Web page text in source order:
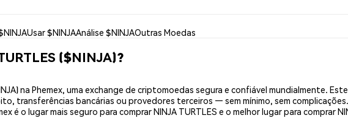
Usar $NINJAAnálise $NINJAOutras Moedas
($NINJA)?
na Phemex, uma exchange de criptomoedas segura e confiável mundialmente.
transferências bancárias ou provedores terceiros — sem mínimo, sem
é o lugar mais seguro para comprar NINJA TURTLES e o melhor lugar para comprar